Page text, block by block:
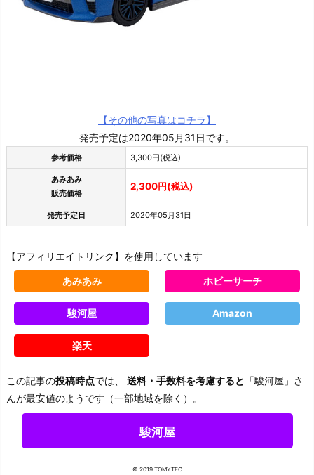
【その他の写真はコチラ】
発売予定は2020年05月31日です。
参考価格 3,300円(税込)
あみあみ
販売価格
2,300円(税込)
発売予定日 2020年05月31日
【アフィリエイトリンク】を使用しています
あみあみ ホビーサーチ
駿河屋 Amazon
楽天
この記事の投稿時点では、 送料・手数料を考慮すると 「駿河屋」さ
んが最安値のようです（一部地域を除く）。
駿河屋
© 2019 TOMYTEC